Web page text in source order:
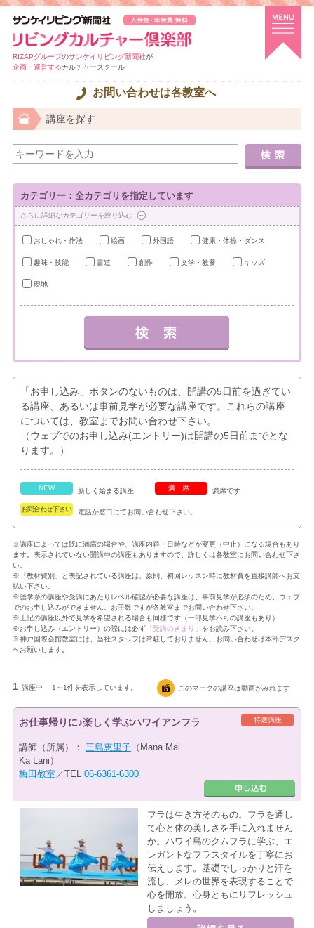
RIZAPグループのサンケイリビング新聞社が
企画・運営するカルチャースクール
お問い合わせは各教室へ
講座を探す
カテゴリー：全カテゴリを指定しています
さらに詳細なカテゴリーを絞り込む
おしゃれ・作法 絵画 外国語 健康・体操・ダンス
趣味・技能 書道 創作 文学・教養 キッズ
現地
「お申し込み」ボタンのないものは、開講の5日前を過ぎてい
る講座、あるいは事前見学が必要な講座です。これらの講座
については、教室までお問い合わせ下さい。
（ウェブでのお申し込み(エントリー)は開講の5日前までとな
ります。）
NEW 新しく始まる講座 満席 満席です
お問合わせ下さい 電話か窓口にてお問い合わせ下さい。
※講座によっては既に満席の場合や、講座内容・日時などが変更（中止）になる場合もあり
ます。表示されていない開講中の講座もありますので、詳しくは各教室にお問い合わせ下さ
い。
※「教材費別」と表記されている講座は、原則、初回レッスン時に教材費を直接講師へお支
払い下さい。
※語学系の講座や受講にあたりレベル確認が必要な講座は、事前見学が必須のため、ウェブ
でのお申し込みができません。お手数ですが各教室までお問い合わせ下さい。
※上記の講座以外で見学を希望される場合も同様です（一部見学不可の講座もあり）
※お申し込み（エントリー）の際には必ず「受講のきまり」 をお読み下さい。
※神戸国際会館教室には、当社スタッフは常駐しておりません。お問い合わせは本部デスク
へお願いします。
1 講座中 1～1件を表示しています。 このマークの講座は動画がみれます
特選講座
お仕事帰りに♪楽しく学ぶハワイアンフラ
講師（所属）： 三島恵里子（Mana Mai
Ka Lani）
梅田教室 ／TEL 06-6361-6300
フラは生き方そのもの。フラを通し
て心と体の美しさを手に入れません
か。ハワイ島のクムフラに学ぶ、エ
レガントなフラスタイルを丁寧にお
伝えします。基礎でしっかりと汗を
流し、メレの世界を表現することで
心を開放。心身ともにリフレッシュ
しましょう。